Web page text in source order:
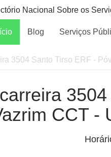
Nacional Sobre os
Blog Serviços
3504 Santo Tirso ERF -
CCT -